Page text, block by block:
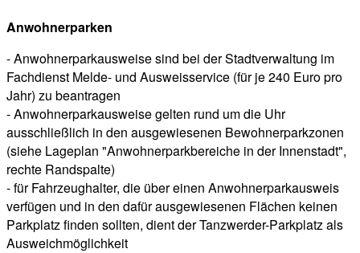
Anwohnerparken
- Anwohnerparkausweise sind bei der Stadtverwaltung im
Fachdienst Melde- und Ausweisservice (für je 240 Euro pro
Jahr) zu beantragen
- Anwohnerparkausweise gelten rund um die Uhr
ausschließlich in den ausgewiesenen Bewohnerparkzonen
(siehe Lageplan "Anwohnerparkbereiche in der Innenstadt",
rechte Randspalte)
- für Fahrzeughalter, die über einen Anwohnerparkausweis
verfügen und in den dafür ausgewiesenen Flächen keinen
Parkplatz finden sollten, dient der Tanzwerder-Parkplatz als
Ausweichmöglichkeit